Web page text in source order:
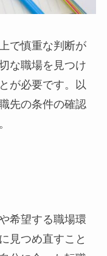
で慎重な判断が
な職場を見つけ
が必要です。以
先の条件の確認
希望する職場環
見つめ直すこと